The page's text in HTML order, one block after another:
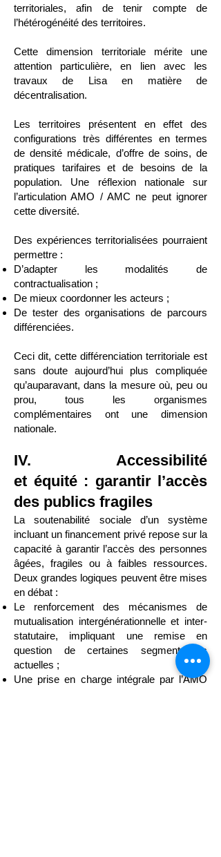
territoriales, afin de tenir compte de
l’hétérogénéité des territoires.
Cette dimension territoriale mérite une
attention particulière, en lien avec les
travaux de Lisa en matière de
décentralisation.
Les territoires présentent en effet des
configurations très différentes en termes
de densité médicale, d’offre de soins, de
pratiques tarifaires et de besoins de la
population. Une réflexion nationale sur
l’articulation AMO / AMC ne peut ignorer
cette diversité.
Des expériences territorialisées pourraient
permettre :
D’adapter les modalités de
contractualisation ;
De mieux coordonner les acteurs ;
De tester des organisations de parcours
différenciées.
Ceci dit, cette différenciation territoriale est
sans doute aujourd’hui plus compliquée
qu’auparavant, dans la mesure où, peu ou
prou, tous les organismes
complémentaires ont une dimension
nationale.
IV. Accessibilité
et équité : garantir l’accès
des publics fragiles
La soutenabilité sociale d’un système
incluant un financement privé repose sur la
capacité à garantir l’accès des personnes
âgées, fragiles ou à faibles ressources.
Deux grandes logiques peuvent être mises
en débat :
Le renforcement des mécanismes de
mutualisation intergénérationnelle et inter-
statutaire, impliquant une remise en
question de certaines segmentations
actuelles ;
Une prise en charge intégrale par l’AMO